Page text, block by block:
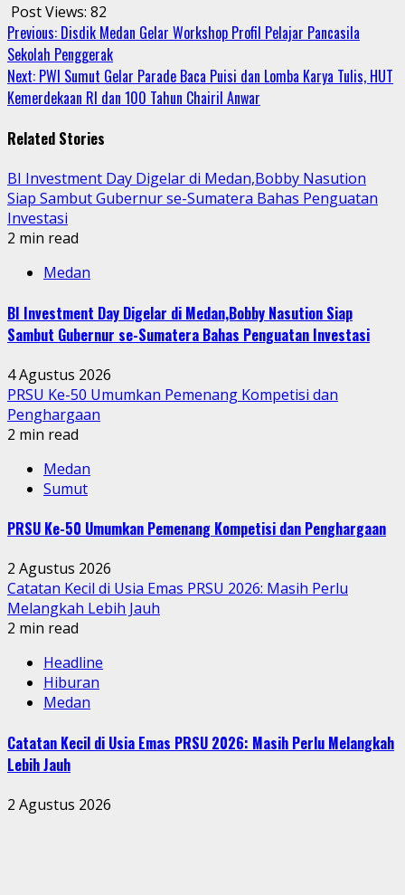
Post Views: 82
Continue
Reading
Previous: Disdik Medan Gelar Workshop Profil Pelajar Pancasila
Sekolah Penggerak
Next: PWI Sumut Gelar Parade Baca Puisi dan Lomba Karya Tulis, HUT
Kemerdekaan RI dan 100 Tahun Chairil Anwar
Related Stories
BI Investment Day Digelar di Medan,Bobby Nasution
Siap Sambut Gubernur se-Sumatera Bahas Penguatan
Investasi
2 min read
Medan
BI Investment Day Digelar di Medan,Bobby Nasution Siap
Sambut Gubernur se-Sumatera Bahas Penguatan Investasi
4 Agustus 2026
PRSU Ke-50 Umumkan Pemenang Kompetisi dan
Penghargaan
2 min read
Medan
Sumut
PRSU Ke-50 Umumkan Pemenang Kompetisi dan Penghargaan
2 Agustus 2026
Catatan Kecil di Usia Emas PRSU 2026: Masih Perlu
Melangkah Lebih Jauh
2 min read
Headline
Hiburan
Medan
Catatan Kecil di Usia Emas PRSU 2026: Masih Perlu Melangkah
Lebih Jauh
2 Agustus 2026